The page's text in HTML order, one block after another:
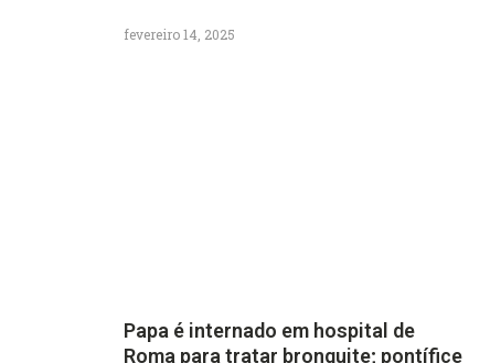
fevereiro 14, 2025
Papa é internado em hospital de
Roma para tratar bronquite; pontífice